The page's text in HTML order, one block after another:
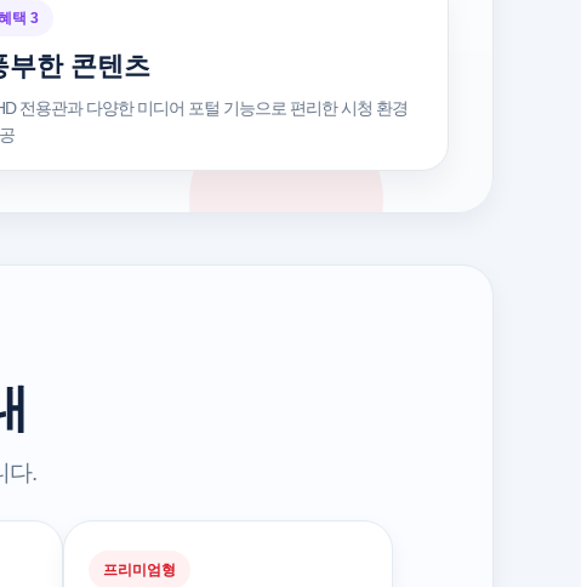
택 3
부한 콘텐츠
전용관과 다양한 미디어 포털 기능으로 편리한 시청 환경
다.
프리미엄형